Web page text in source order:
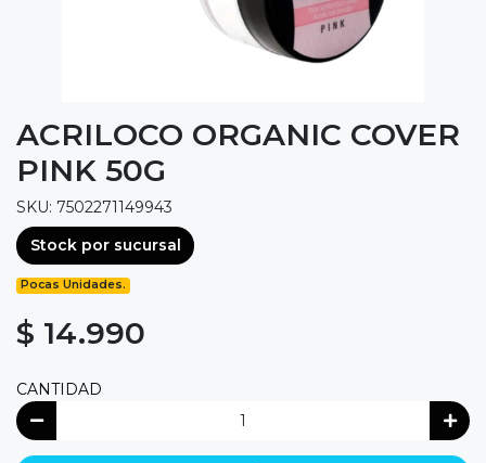
ACRILOCO ORGANIC COVER
PINK 50G
SKU: 7502271149943
Stock por sucursal
Pocas Unidades.
$ 14.990
CANTIDAD